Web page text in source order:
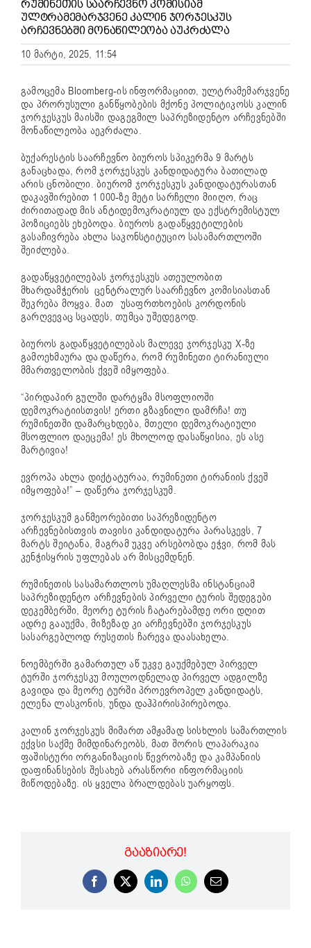
ᲠᲣᲛᲘᲜᲔᲗᲘᲡ ᲡᲐᲐᲠᲩᲔᲕᲜᲝ ᲙᲝᲛᲘᲡᲘᲐᲛ
ᲣᲚᲢᲠᲐᲛᲔᲛᲐᲠᲯᲕᲔᲜᲔ ᲙᲐᲚᲘᲜ ᲯᲝᲠᲯᲔᲡᲙᲣᲡ
ᲐᲠᲩᲔᲕᲜᲔᲑᲨᲘ ᲛᲝᲜᲐᲬᲘᲚᲔᲝᲑᲐ ᲐᲣᲙᲠᲫᲐᲚᲐ
10 მარტი, 2025, 11:54
გამოცემა Bloomberg-ის ინფორმაციით, ულტრამემარჯვენე
და პრორუსული განწყობების მქონე პოლიტიკოსს კალინ
ჯორჯესკუს მაისში დაგეგმილ საპრეზიდენტო არჩევნებში
მონაწილეობა აეკრძალა.
ბუქარესტის საარჩევნო ბიუროს სპიკერმა 9 მარტს
განაცხადა, რომ ჯორჯესკუს კანდიდატურა ბათილად
არის ცნობილი. ბიურომ ჯორჯესკუს კანდიდატურასთან
დაკავშირებით 1 000-ზე მეტი სარჩელი მიიღო, რაც
ძირითადად მის ანტიდემოკრატიულ და ექსტრემისტულ
პოზიციებს ეხებოდა. ბიუროს გადაწყვეტილების
გასაჩივრება ახლა საკონსტიტუციო სასამართლოში
შეიძლება.
გადაწყვეტილებას ჯორჯესკუს ათეულობით
მხარდამჭერის ცენტრალურ საარჩევნო კომისიასთან
შეკრება მოყვა. მათ უსაფრთხოების კორდონის
გარღვევაც სცადეს, თუმცა უშედეგოდ.
ბიუროს გადაწყვეტილებას მალევე ჯორჯესკუ X-ზე
გამოეხმაურა და დაწერა, რომ რუმინეთი ტირანიული
მმართველობის ქვეშ იმყოფება.
“პირდაპირ გულში დარტყმა მსოფლიოში
დემოკრატიისთვის! ერთი გზავნილი დამრჩა! თუ
რუმინეთში დამარცხდება, მთელი დემოკრატიული
მსოფლიო დაეცემა! ეს მხოლოდ დასაწყისია, ეს ასე
მარტივია!
ევროპა ახლა დიქტატურაა, რუმინეთი ტირანიის ქვეშ
იმყოფება!” – დაწერა ჯორჯესკუმ.
ჯორჯესკუმ განმეორებითი საპრეზიდენტო
არჩევნებისთვის თავისი კანდიდატურა პარასკევს, 7
მარტს შეიტანა, მაგრამ უკვე არსებობდა ეჭვი, რომ მას
კენჭისყრის უფლებას არ მისცემდნენ.
რუმინეთის სასამართლოს უმაღლესმა ინსტანციამ
საპრეზიდენტო არჩევნების პირველი ტურის შედეგები
დეკემბერში, მეორე ტურის ჩატარებამდე ორი დღით
ადრე გააუქმა, მიზეზად კი არჩევნებში ჯორჯესკუს
სასარგებლოდ რუსეთის ჩარევა დაასახელა.
ნოემბერში გამართულ აწ უკვე გაუქმებულ პირველ
ტურში ჯორჯესკუ მოულოდნელად პირველ ადგილზე
გავიდა და მეორე ტურში პროევროპელ კანდიდატს,
ელენა ლასკონის, უნდა დაჰპირისპირებოდა.
კალინ ჯორჯესკუს მიმართ ამჟამად სისხლის სამართლის
ექვსი საქმე მიმდინარეობს, მათ შორის ლაპარაკია
ფაშისტური ორგანიზაციის წევრობაზე და კამპანიის
დაფინანსების შესახებ არასწორი ინფორმაციის
მიწოდებაზე. ის ყველა ბრალდებას უარყოფს.
ᲒᲐᲐᲖᲘᲐᲠᲔ!
Facebook
X LinkedInWhatsApp
Email